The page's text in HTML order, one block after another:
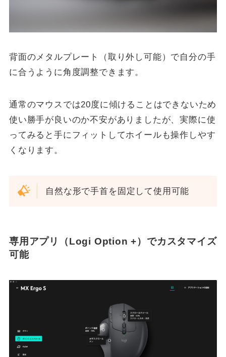
背面のメタルプレート（取り外し可能）で自分の手
に合うように角度調整できます。
通常のマウスでは20度に傾けることはできないため
使い勝手が良いのか不安がありましたが、実際に使
ってみると手にフィットしてホイールも操作しやす
くなります。
自然な形で手首を固定して使用可能
専用アプリ（Logi Option +）でカスタマイズ
可能